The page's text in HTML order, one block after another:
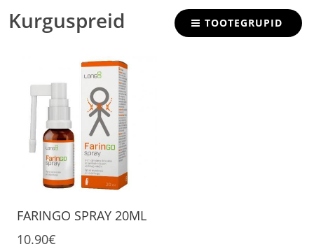
TOOTEGRUPID
Kurguspreid
FARINGO SPRAY 20ML
10.90€